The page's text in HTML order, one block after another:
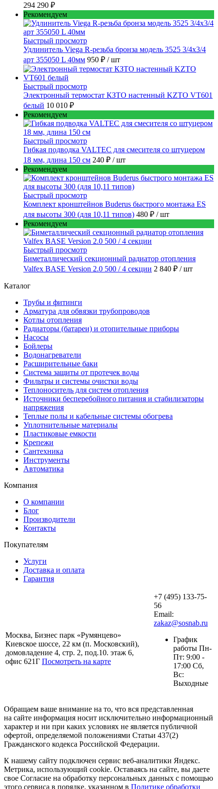
294 290 ₽
Рекомендуем
Быстрый просмотр
Удлинитель Viega R-резьба бронза модель 3525 3/4x3/4
арт 355050 L 40мм 950 ₽ / шт
Быстрый просмотр
Электронный термостат КЗТО настенный KZTO VT601
белый 10 010 ₽
Рекомендуем
Быстрый просмотр
Гибкая подводка VALTEC для смесителя со штуцером
18 мм, длина 150 см 240 ₽ / шт
Рекомендуем
Быстрый просмотр
Комплект кронштейнов Buderus быстрого монтажа ES
для высоты 300 (для 10,11 типов) 480 ₽ / шт
Рекомендуем
Быстрый просмотр
Биметаллический секционный радиатор отопления
Valfex BASE Version 2.0 500 / 4 секции 2 840 ₽ / шт
Каталог
Трубы и фитинги
Арматура для обвязки трубопроводов
Котлы отопления
Радиаторы (батареи) и отопительные приборы
Насосы
Бойлеры
Водонагреватели
Расширительные баки
Система защиты от протечек воды
Фильтры и системы очистки воды
Теплоноситель для систем отопления
Источники бесперебойного питания и стабилизаторы
напряжения
Теплые полы и кабельные системы обогрева
Уплотнительные материалы
Пластиковые емкости
Крепежи
Сантехника
Инструменты
Автоматика
Компания
О компании
Блог
Производители
Контакты
Покупателям
Услуги
Доставка и оплата
Гарантия
Москва, Бизнес парк «Румянцево»
Киевское шоссе, 22 км (п. Московский),
домовладение 4, стр. 2, под.10. этаж 6,
офис 621Г Посмотреть на карте
+7 (495) 133-75-
56
Email:
zakaz@sosnab.ru
График
работы Пн-
Пт: 9:00 -
17:00 Сб,
Вс:
Выходные
Обращаем ваше внимание на то, что вся представленная
на сайте информация носит исключительно информационный
характер и ни при каких условиях не является публичной
офертой, определяемой положениями Статьи 437(2)
Гражданского кодекса Российской Федерации.
К нашему сайту подключен сервис веб-аналитики Яндекс.
Метрика, использующий cookie. Оставаясь на сайте, вы даете
свое Согласие на обработку персональных данных с помощью
этого сервиса в порядке, указанном в Политике обработки